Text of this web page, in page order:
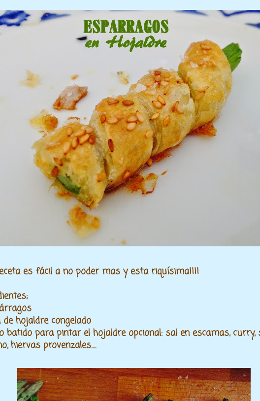
es fácil a no poder mas y esta riquísima¡¡¡¡
de hojaldre congelado
batido para pintar el hojaldre opcional: sal en escamas, curry,
hiervas provenzales.....